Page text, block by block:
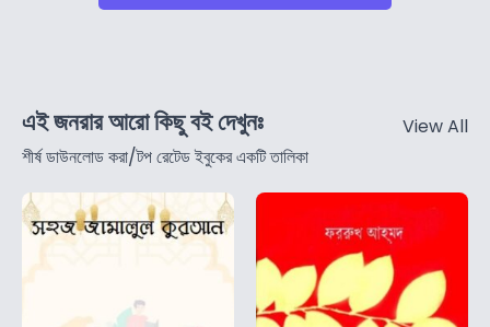
এই জনরার আরো কিছু বই দেখুনঃ
শীর্ষ ডাউনলোড করা/টপ রেটেড ইবুকের একটি তালিকা
View All